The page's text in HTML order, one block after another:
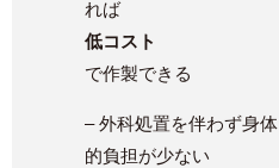
れば
低コスト
で作製できる
– 外科処置を伴わず身体
的負担が少ない